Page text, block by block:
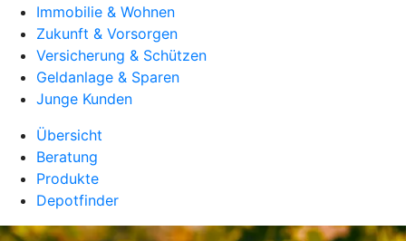
Immobilie & Wohnen
Zukunft & Vorsorgen
Versicherung & Schützen
Geldanlage & Sparen
Junge Kunden
Übersicht
Beratung
Produkte
Depotfinder